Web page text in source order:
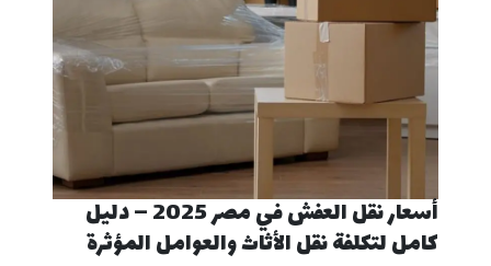
أسعار نقل العفش في مصر 2025 – دليل
كامل لتكلفة نقل الأثاث والعوامل المؤثرة